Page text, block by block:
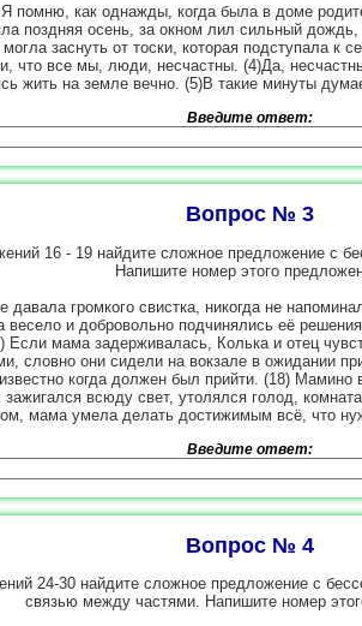
помню, как однажды, когда была в доме
поздняя осень, за окном лил сильный
заснуть от тоски, которая подступала к
что все мы, люди, несчастны. (4)Да,
жить на земле вечно. (5)В такие минуты
Введите ответ:
Вопрос № 3
16 - 19 найдите сложное предложение с
Напишите номер этого
давала громкого свистка, никогда не
весело и добровольно подчинялись её
Если мама задерживалась, Колька и отец
словно они сидели на вокзале в ожидании
когда должен был прийти. (18)
всюду свет, утолялся голод,
мама умела делать достижимым всё, что
Введите ответ:
Вопрос № 4
24-30 найдите сложное предложение с
связью между частями. Напишите номер